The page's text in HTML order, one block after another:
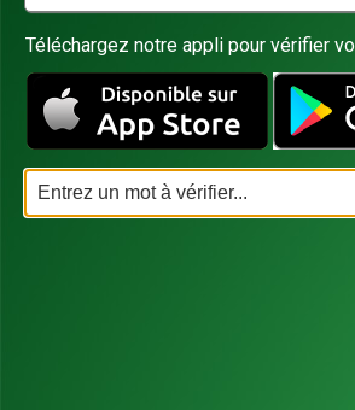
Téléchargez notre appli pour vérifier